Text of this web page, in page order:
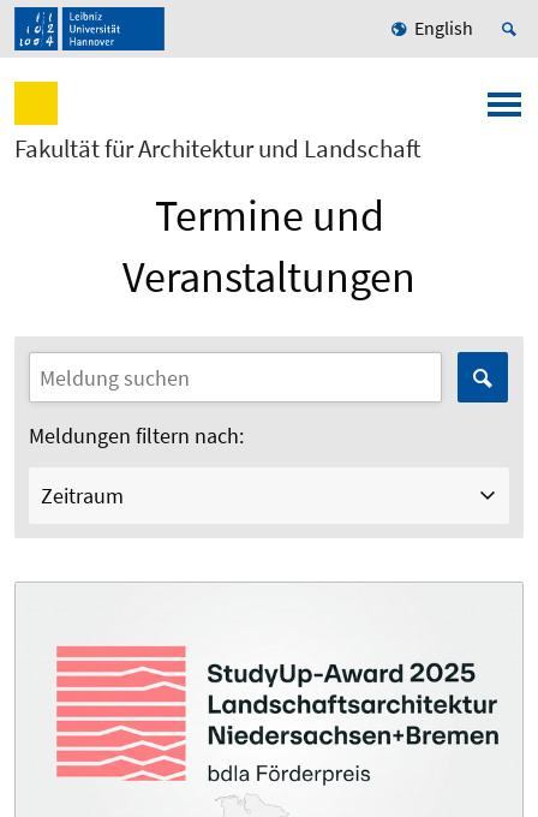
English
Fakultät für Architektur und Landschaft
Termine und
Veranstaltungen
Meldungen filtern nach:
Zeitraum